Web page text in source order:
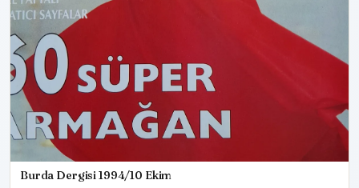
Burda Dergisi 1994/10 Ekim